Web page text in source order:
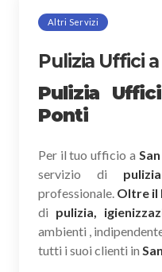
Altri Servizi
Pulizia Uffici
Pulizia
Ponti
Per il tuo ufficio a
servizio di
professionale. Oltre il
di pulizia,
ambienti ,
tutti i suoi clienti in